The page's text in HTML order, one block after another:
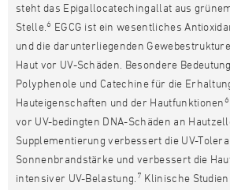
steht das Epigallocatechingallat aus
Stelle.6 EGCG ist ein wesentliches
und die darunterliegenden
Haut vor UV-Schäden. Besondere
Polyphenole und Catechine für die
Hauteigenschaften und der Hautfunktionen6
vor UV-bedingten DNA-Schäden an
Supplementierung verbessert die UV-
Sonnenbrandstärke und verbessert die
intensiver UV-Belastung. 7 Klinische